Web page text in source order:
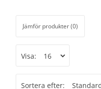
Jämför produkter (0)
Visa:
Sortera efter: